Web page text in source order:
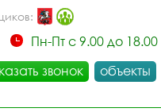
Пн-Пт с 9.00 до 18.00
звонок объекты